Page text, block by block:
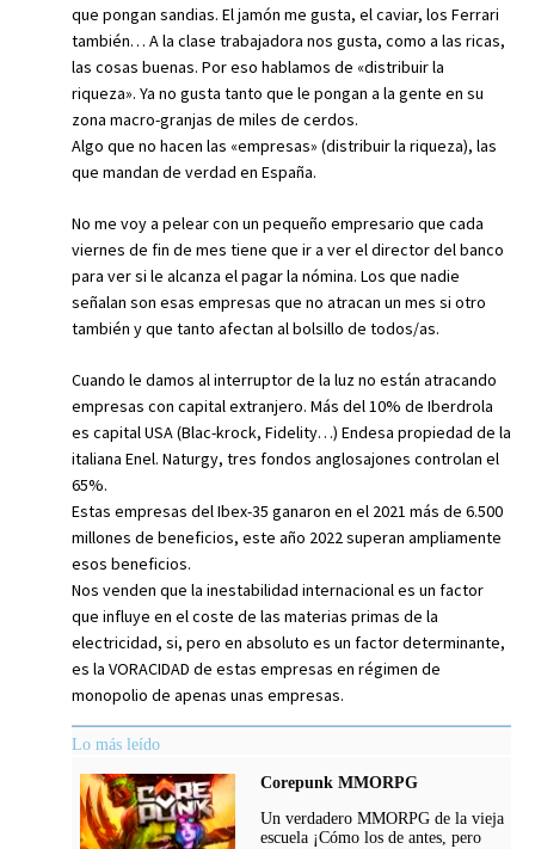
que pongan sandias. El jamón me gusta, el caviar, los Ferrari
también… A la clase trabajadora nos gusta, como a las ricas,
las cosas buenas. Por eso hablamos de «distribuir la
riqueza». Ya no gusta tanto que le pongan a la gente en su
zona macro-granjas de miles de cerdos.
Algo que no hacen las «empresas» (distribuir la riqueza), las
que mandan de verdad en España.
No me voy a pelear con un pequeño empresario que cada
viernes de fin de mes tiene que ir a ver el director del banco
para ver si le alcanza el pagar la nómina. Los que nadie
señalan son esas empresas que no atracan un mes si otro
también y que tanto afectan al bolsillo de todos/as.
Cuando le damos al interruptor de la luz no están atracando
empresas con capital extranjero. Más del 10% de Iberdrola
es capital USA (Blac-krock, Fidelity…) Endesa propiedad de la
italiana Enel. Naturgy, tres fondos anglosajones controlan el
65%.
Estas empresas del Ibex-35 ganaron en el 2021 más de 6.500
millones de beneficios, este año 2022 superan ampliamente
esos beneficios.
Nos venden que la inestabilidad internacional es un factor
que influye en el coste de las materias primas de la
electricidad, si, pero en absoluto es un factor determinante,
es la VORACIDAD de estas empresas en régimen de
monopolio de apenas unas empresas.
Lo más leído
Corepunk MMORPG
Un verdadero MMORPG de la vieja
escuela ¡Cómo los de antes, pero